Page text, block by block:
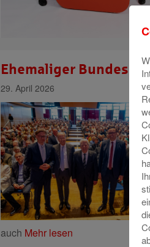
Ehemaliger
29. April 2026
auch Mehr lesen